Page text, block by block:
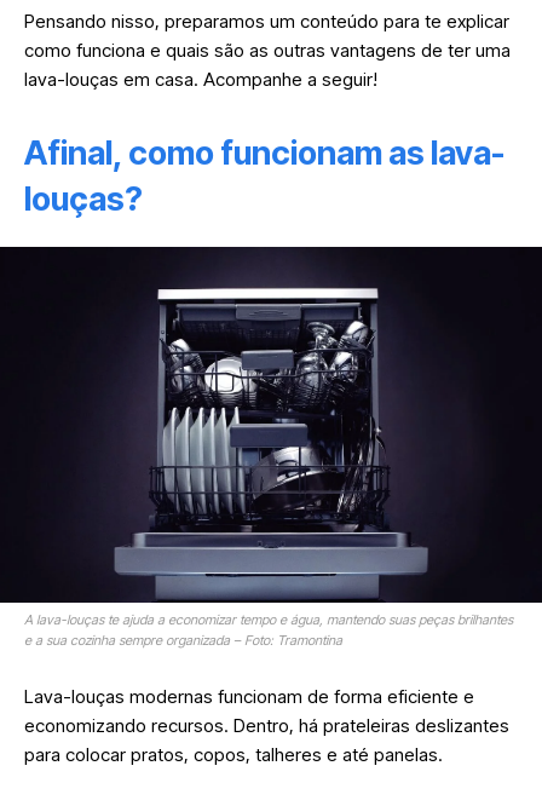
Pensando nisso, preparamos um conteúdo para te explicar
como funciona e quais são as outras vantagens de ter uma
lava-louças em casa. Acompanhe a seguir!
Afinal, como funcionam as lava-
louças?
A lava-louças te ajuda a economizar tempo e água, mantendo suas peças brilhantes
e a sua cozinha sempre organizada – Foto: Tramontina
Lava-louças modernas funcionam de forma eficiente e
economizando recursos. Dentro, há prateleiras deslizantes
para colocar pratos, copos, talheres e até panelas.